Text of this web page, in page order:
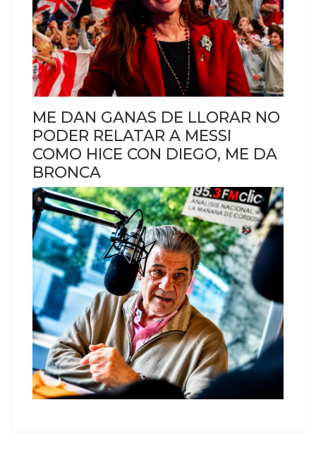
ME DAN GANAS DE LLORAR NO
PODER RELATAR A MESSI
COMO HICE CON DIEGO, ME DA
BRONCA